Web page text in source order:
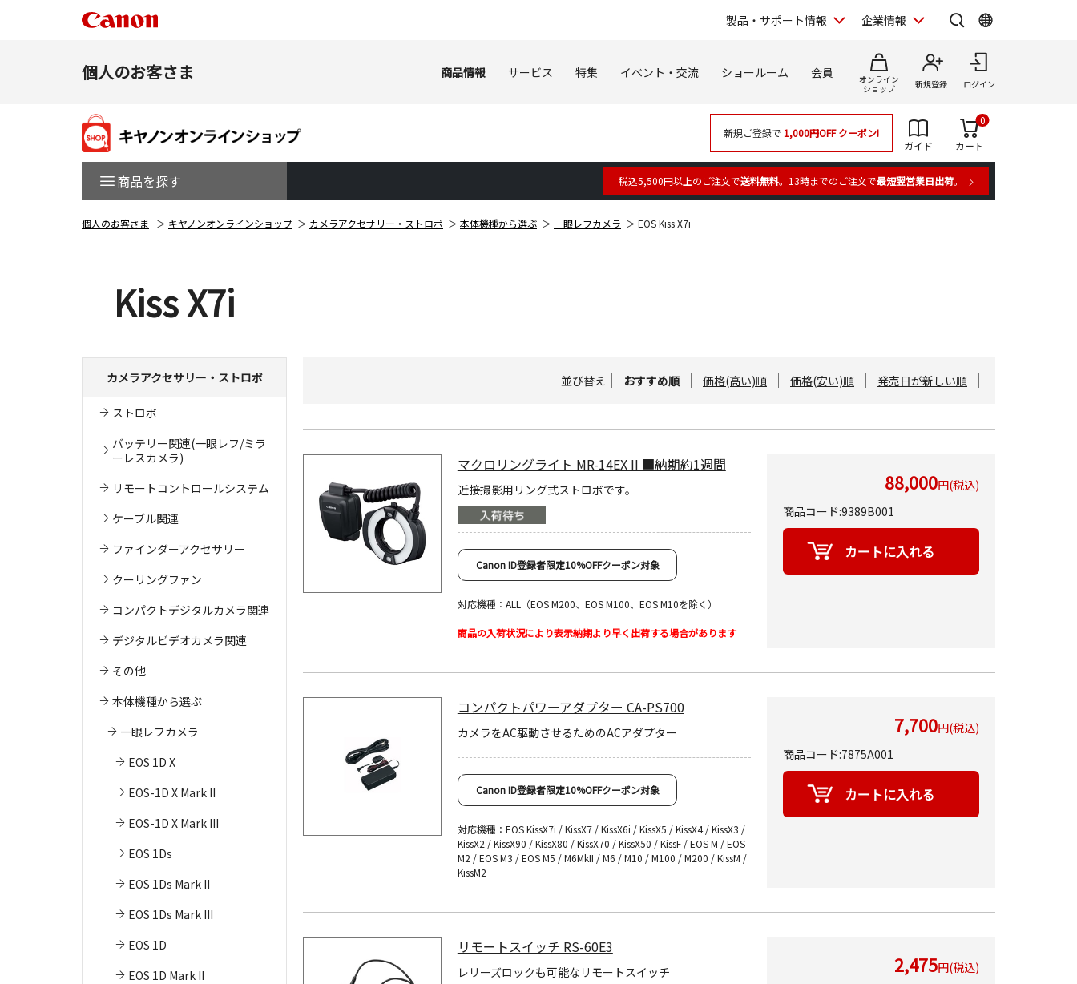
製品・サポート情報 企業情報
個人のお客さま 商品情報 サービス 特集 イベント・交流 ショールーム 会員
オンライン
ショップ
新規登録 ログイン
商品を探す
新規ご登録で 1,000円OFFクーポン!
ガイド
カート
0
税込5,500円以上のご注文で送料無料。13時までのご注文で最短翌営業日出荷。
個人のお客さま キヤノンオンラインショップ カメラアクセサリー・ストロボ 本体機種から選ぶ 一眼レフカメラ EOS Kiss X7i
Kiss X7i
カメラアクセサリー・ストロボ
ストロボ
バッテリー関連(一眼レフ/ミラ
ーレスカメラ)
リモートコントロールシステム
ケーブル関連
ファインダーアクセサリー
クーリングファン
コンパクトデジタルカメラ関連
デジタルビデオカメラ関連
その他
本体機種から選ぶ
一眼レフカメラ
EOS 1D X
EOS-1D X Mark II
EOS-1D X Mark III
EOS 1Ds
EOS 1Ds Mark II
EOS 1Ds Mark III
EOS 1D
EOS 1D Mark II
並び替え おすすめ順 価格(高い)順 価格(安い)順 発売日が新しい順
マクロリングライト MR-14EX II ■納期約1週間
近接撮影用リング式ストロボです。
Canon ID登録者限定10%OFFクーポン対象
対応機種：ALL（EOS M200、EOS M100、EOS M10を除く）
商品の入荷状況により表示納期より早く出荷する場合があります
88,000円(税込)
商品コード:9389B001
コンパクトパワーアダプター CA-PS700
カメラをAC駆動させるためのACアダプター
Canon ID登録者限定10%OFFクーポン対象
対応機種：EOS KissX7i / KissX7 / KissX6i / KissX5 / KissX4 / KissX3 /
KissX2 / KissX90 / KissX80 / KissX70 / KissX50 / KissF / EOS M / EOS
M2 / EOS M3 / EOS M5 / M6MkII / M6 / M10 / M100 / M200 / KissM /
KissM2
7,700円(税込)
商品コード:7875A001
リモートスイッチ RS-60E3
レリーズロックも可能なリモートスイッチ 2,475円(税込)